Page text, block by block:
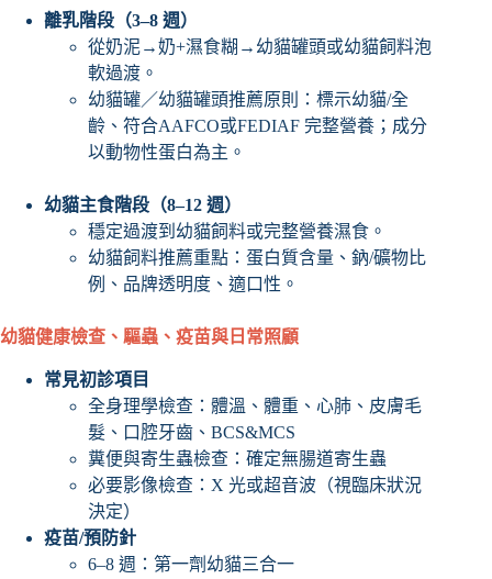
離乳階段（3–8 週）
從奶泥→奶+濕食糊→幼貓罐頭或幼貓飼料泡
軟過渡。
幼貓罐／幼貓罐頭推薦原則：標示幼貓/全
齡、符合AAFCO或FEDIAF 完整營養；成分
以動物性蛋白為主。
幼貓主食階段（8–12 週）
穩定過渡到幼貓飼料或完整營養濕食。
幼貓飼料推薦重點：蛋白質含量、鈉/礦物比
例、品牌透明度、適口性。
幼貓健康檢查、驅蟲、疫苗與日常照顧
常見初診項目
全身理學檢查：體溫、體重、心肺、皮膚毛
髮、口腔牙齒、BCS&MCS
糞便與寄生蟲檢查：確定無腸道寄生蟲
必要影像檢查：X 光或超音波（視臨床狀況
決定）
疫苗/預防針
6–8 週：第一劑幼貓三合一